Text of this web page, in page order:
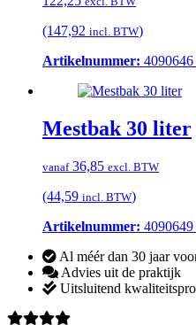
(147,92 incl. BTW)
Artikelnummer: 4090646
Mestbak 30 liter
vanaf36,85 excl. BTW
(44,59 incl. BTW)
Artikelnummer: 4090649
Al méér dan 30 jaar
Advies uit de praktijk
Uitsluitend